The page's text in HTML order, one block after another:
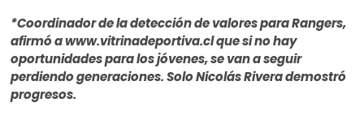
ú
*Coordinador de la detección de valores para Rangers,
afirmó a www.vitrinadeportiva.cl que si no hay
oportunidades para los jóvenes, se van a seguir
perdiendo generaciones. Solo Nicolás Rivera demostró
progresos.